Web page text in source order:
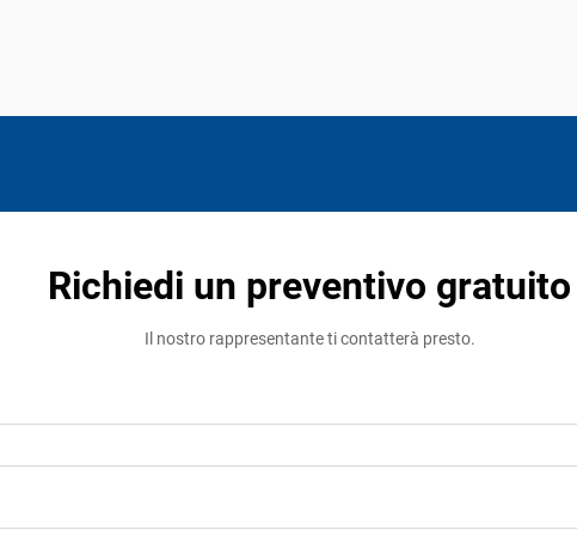
Richiedi un preventivo gratuito
Il nostro rappresentante ti contatterà presto.